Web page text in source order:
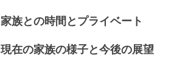
家族との時間とプライベート
現在の家族の様子と今後の展望